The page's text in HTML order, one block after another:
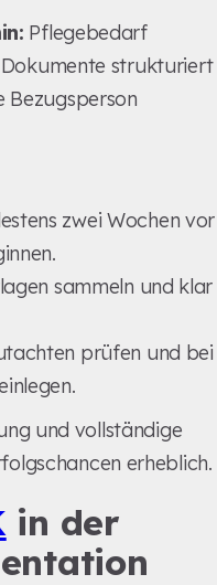
Pflegebedarf
strukturiert
Bezugsperson
zwei Wochen vor
sammeln und klar
prüfen und bei
und vollständige
erheblich.
in der